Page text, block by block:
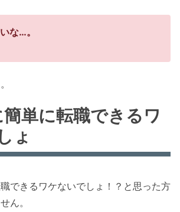
な…。
単に転職できるワ
ょ
できるワケないでしょ！？と思った方
ん。